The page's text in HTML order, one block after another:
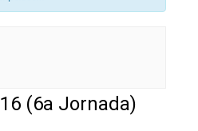
(6a Jornada)